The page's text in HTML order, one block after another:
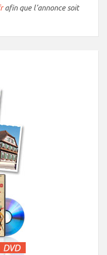
afin que l’annonce soit